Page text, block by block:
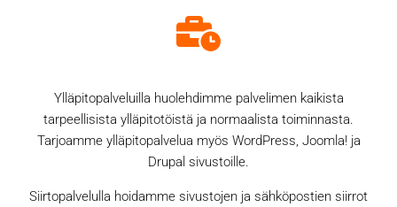
Ylläpitopalveluilla huolehdimme palvelimen kaikista
tarpeellisista ylläpitotöistä ja normaalista toiminnasta.
Tarjoamme ylläpitopalvelua myös WordPress, Joomla! ja
Drupal sivustoille.
Siirtopalvelulla hoidamme sivustojen ja sähköpostien siirrot